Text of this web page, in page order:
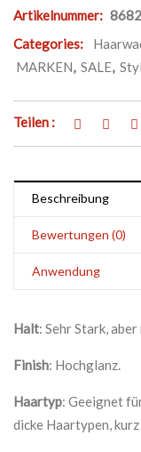
Artikelnummer:
Categories:
MARKEN, SALE,
Teilen :
Beschreibung
Bewertungen (0)
Anwendung
Halt: Sehr Stark,
Finish: Hochglanz.
Haartyp: Geeignet
dicke Haartypen,